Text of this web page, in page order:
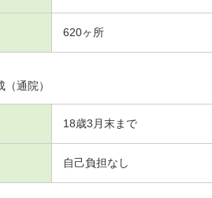
620ヶ所
通院）
18歳3月末まで
自己負担なし